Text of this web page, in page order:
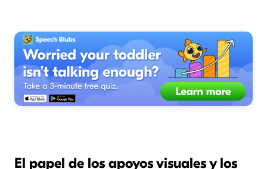
El papel de los apoyos visuales y los